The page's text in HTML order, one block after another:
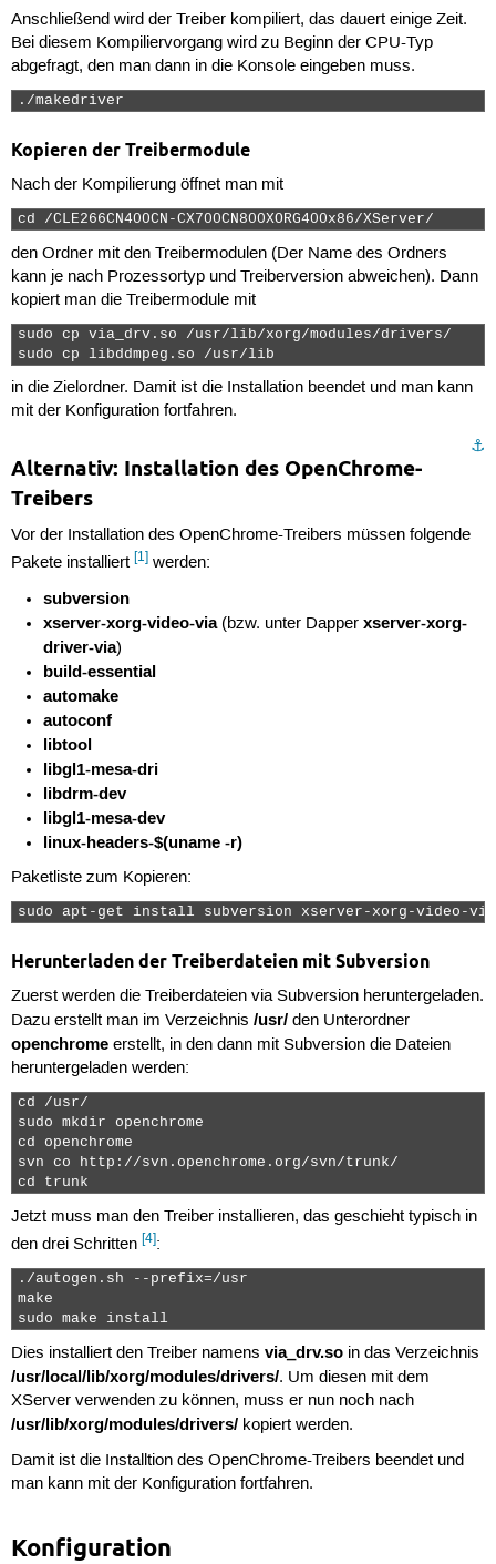
Anschließend wird der Treiber kompiliert, das dauert einige Zeit.
Bei diesem Kompiliervorgang wird zu Beginn der CPU-Typ
abgefragt, den man dann in die Konsole eingeben muss.
./makedriver
Kopieren der Treibermodule
Nach der Kompilierung öffnet man mit
cd /CLE266CN400CN-CX700CN800XORG400x86/XServer/
den Ordner mit den Treibermodulen (Der Name des Ordners
kann je nach Prozessortyp und Treiberversion abweichen). Dann
kopiert man die Treibermodule mit
sudo cp via_drv.so /usr/lib/xorg/modules/drivers/
sudo cp libddmpeg.so /usr/lib
in die Zielordner. Damit ist die Installation beendet und man kann
mit der Konfiguration fortfahren.
⚓︎
Alternativ: Installation des OpenChrome-
Treibers
Vor der Installation des OpenChrome-Treibers müssen folgende
Pakete installiert [1]werden:
subversion
xserver-xorg-video-via(bzw. unter Dapperxserver-xorg-
driver-via)
build-essential
automake
autoconf
libtool
libgl1-mesa-dri
libdrm-dev
libgl1-mesa-dev
linux-headers-$(uname -r)
Paketliste zum Kopieren:
sudo apt-get install subversion xserver-xorg-video-
Herunterladen der Treiberdateien mit Subversion
Zuerst werden die Treiberdateien via Subversion heruntergeladen.
Dazu erstellt man im Verzeichnis /usr/den Unterordner
openchromeerstellt, in den dann mit Subversion die Dateien
heruntergeladen werden:
cd /usr/
sudo mkdir openchrome
cd openchrome
svn co http://svn.openchrome.org/svn/trunk/
cd trunk
Jetzt muss man den Treiber installieren, das geschieht typisch in
den drei Schritten [4]:
./autogen.sh --prefix=/usr
make
sudo make install
Dies installiert den Treiber namens via_drv.soin das Verzeichnis
/usr/local/lib/xorg/modules/drivers/. Um diesen mit dem
XServer verwenden zu können, muss er nun noch nach
/usr/lib/xorg/modules/drivers/kopiert werden.
Damit ist die Installtion des OpenChrome-Treibers beendet und
man kann mit der Konfiguration fortfahren.
Konfiguration